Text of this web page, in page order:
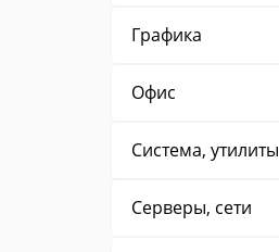
Графика
Офис
Система, утилиты
Серверы, сети